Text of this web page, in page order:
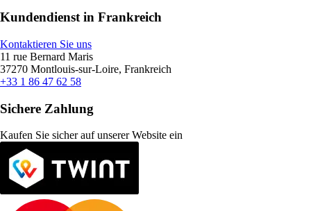
Kundendienst in Frankreich
Kontaktieren Sie uns
11 rue Bernard Maris
37270 Montlouis-sur-Loire, Frankreich
+33 1 86 47 62 58
Sichere Zahlung
Kaufen Sie sicher auf unserer Website ein